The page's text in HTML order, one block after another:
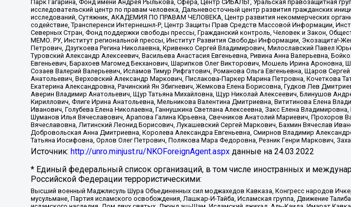
Парк Гагарина, Фонд имени Андрея Рылькова, Сфера, Центр СИБАЛЬТ, Уральская правозащитная
исследовательский центр по правам человека, Дальневосточный центр развития гражданских
исследований, Сутяжник, АКАДЕМИЯ ПО ПРАВАМ ЧЕЛОВЕКА, Центр развития некоммерческих
содействие, Трансперенси Интернешнл-Р, Центр Защиты Прав Средств Массовой Информации,
Северных Стран, Фонд поддержки свободы прессы, Гражданский контроль, Человек и Закон,
МЕМО. РУ, Институт региональной прессы, Институт Развития Свободы Информации, Экозащита!-
Петрович, Дзугкоева Регина Николаевна, Кривенко Сергей Владимирович, Милославский Павел
Туровский Александр Алексеевич, Васильева Анастасия Евгеньевна, Ривина Анна Валерьевна,
Евгеньевич, Барахоев Магомед Бекханович, Шарипков Олег Викторович, Мошель Ирина Ароновна,
Созаев Валерий Валерьевич, Исламов Тимур Рифгатович, Романова Ольга Евгеньевна, Щаров
Анатольевич, Верховский Александр Маркович, Пислакова-Паркер Марина Петровна, Кочеткова
Екатерина Александровна, Рачинский Ян Збигневич, Жемкова Елена Борисовна, Гудков Лев
Аверин Владимир Анатольевич, Щур Татьяна Михайловна, Щур Николай Алексеевич, Блинушов
Кириллович, Флиге Ирина Анатольевна, Мельникова Валентина Дмитриевна, Вититинова Елена
Иванович, Голубева Елена Николаевна, Ганнушкина Светлана Алексеевна, Закс Елена
Шуманов Илья Вячеславович, Арапова Галина Юрьевна, Свечников Анатолий Мариевич, Прохоров
Вячеславовна, Литинский Леонид Борисович, Лукашевский Сергей Маркович, Бахмин Вячеслав
Добровольская Анна Дмитриевна, Королева Александра Евгеньевна, Смирнов Владимир
Татьяна Иосифовна, Орлов Олег Петрович, Полякова Мара Федоровна, Резник Генри Маркович,
Источник: http://unro.minjust.ru/NKOForeignAgent.aspx данные на 24.03.2022
* Единый федеральный список организаций, в том числе иностранных и
Российской Федерации террористическими:
Высший военный Маджлисуль Шура Объединенных сил моджахедов Кавказа, Конгресс народов
мусульмане, Партия исламского освобождения, Лашкар-И-Тайба, Исламская группа, Движение